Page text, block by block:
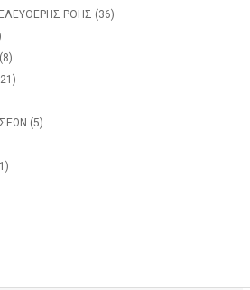
ΡΟΗΣ (36)
(8)
(5)